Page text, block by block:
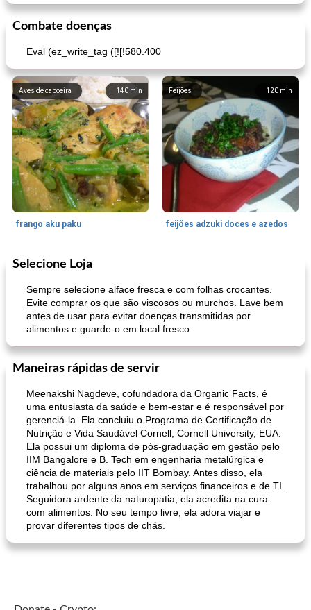
Combate doenças
Eval (ez_write_tag ([![!580.400
140 min
Aves de capoeira
frango aku paku
120 min
Feijões
feijões adzuki doces e azedos
Bolos
muffins de farelo de harriet sopa de lentilha líbia
Selecione Loja
Sempre selecione alface fresca e com folhas crocantes.
Evite comprar os que são viscosos ou murchos. Lave bem
antes de usar para evitar doenças transmitidas por
alimentos e guarde-o em local fresco.
Maneiras rápidas de servir
Meenakshi Nagdeve, cofundadora da Organic Facts, é
uma entusiasta da saúde e bem-estar e é responsável por
gerenciá-la. Ela concluiu o Programa de Certificação de
Nutrição e Vida Saudável Cornell, Cornell University, EUA.
Ela possui um diploma de pós-graduação em gestão pelo
IIM Bangalore e B. Tech em engenharia metalúrgica e
ciência de materiais pelo IIT Bombay. Antes disso, ela
trabalhou por alguns anos em serviços financeiros e de TI.
Seguidora ardente da naturopatia, ela acredita na cura
com alimentos. No seu tempo livre, ela adora viajar e
provar diferentes tipos de chás.